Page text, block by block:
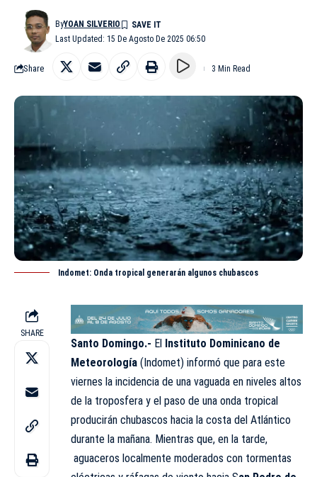
Last Updated: 15 De Agosto De 2025 06:50
ByYOAN SILVERIO
Share 3 Min Read
Indomet: Onda tropical generarán algunos chubascos
SHARE
Santo Domingo.- El Instituto Dominicano de
Meteorología (Indomet) informó que para este
viernes la incidencia de una vaguada en niveles altos
de la troposfera y el paso de una onda tropical
producirán chubascos hacia la costa del Atlántico
durante la mañana. Mientras que, en la tarde,
aguaceros localmente moderados con tormentas